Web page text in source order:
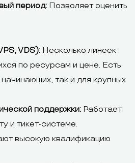
период: Позволяет оценить
VDS): Несколько линеек
по ресурсам и цене. Есть
так и для крупных
поддержки: Работает
и тикет-системе.
высокую квалификацию